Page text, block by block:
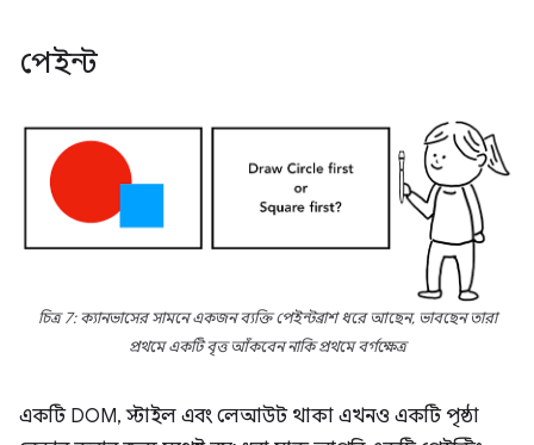
পেইন্ট
চিত্র 7: ক্যানভাসের সামনে একজন ব্যক্তি পেইন্টব্রাশ ধরে আছেন, ভাবছেন তারা
প্রথমে একটি বৃত্ত আঁকবেন নাকি প্রথমে বর্গক্ষেত্র
একটি DOM, স্টাইল এবং লেআউট থাকা এখনও একটি পৃষ্ঠা